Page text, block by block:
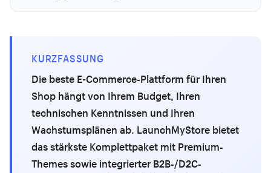
KURZFASSUNG
Die beste E-Commerce-Plattform für Ihren
Shop hängt von Ihrem Budget, Ihren
technischen Kenntnissen und Ihren
Wachstumsplänen ab. LaunchMyStore bietet
das stärkste Komplettpaket mit Premium-
Themes sowie integrierter B2B-/D2C-